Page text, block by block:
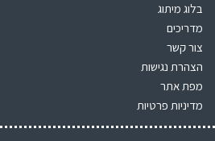
בלוג מיתוג
מדריכים
צור קשר
הצהרת נגישות
מפת אתר
מדיניות פרטיות